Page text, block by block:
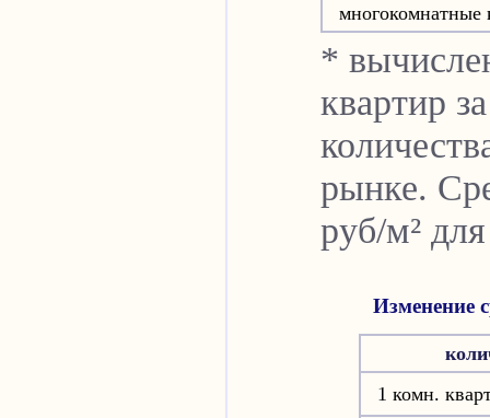
многокомнатные
*
квартир
рынке.
руб/м²
Изменение
1 комн.